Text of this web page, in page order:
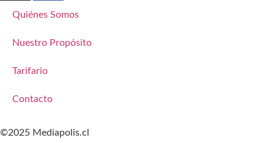
Quiénes Somos
Nuestro Propósito
Tarifario
Contacto
©2025 Mediapolis.cl